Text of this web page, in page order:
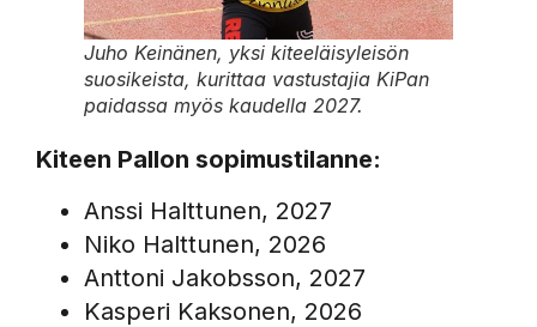
Juho Keinänen, yksi kiteeläisyleisön
suosikeista, kurittaa vastustajia KiPan
paidassa myös kaudella 2027.
Kiteen Pallon sopimustilanne:
Anssi Halttunen, 2027
Niko Halttunen, 2026
Anttoni Jakobsson, 2027
Kasperi Kaksonen, 2026